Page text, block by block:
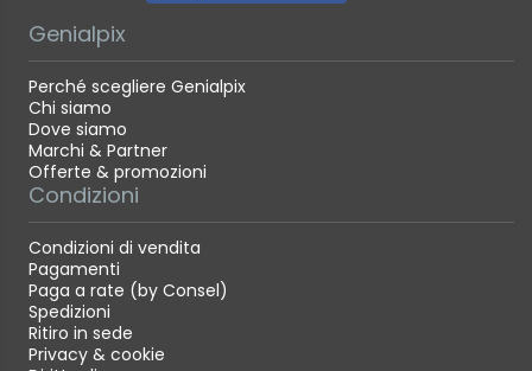
Genialpix
Perché scegliere Genialpix
Chi siamo
Dove siamo
Marchi & Partner
Offerte & promozioni
Condizioni
Condizioni di vendita
Pagamenti
Paga a rate (by Consel)
Spedizioni
Ritiro in sede
Privacy & cookie